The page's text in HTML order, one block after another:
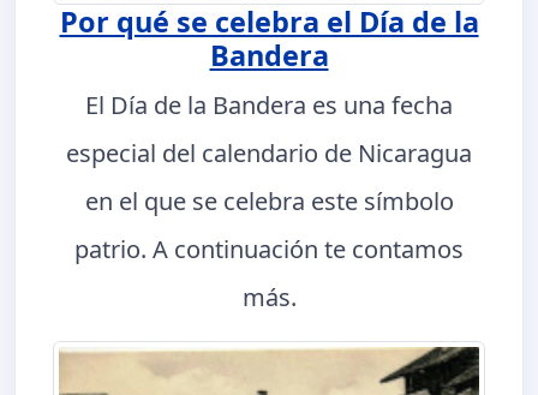
Por qué se celebra el Día de la
Bandera
El Día de la Bandera es una fecha
especial del calendario de Nicaragua
en el que se celebra este símbolo
patrio. A continuación te contamos
más.